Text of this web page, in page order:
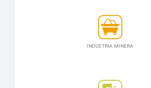
INDUSTRIA MINERA